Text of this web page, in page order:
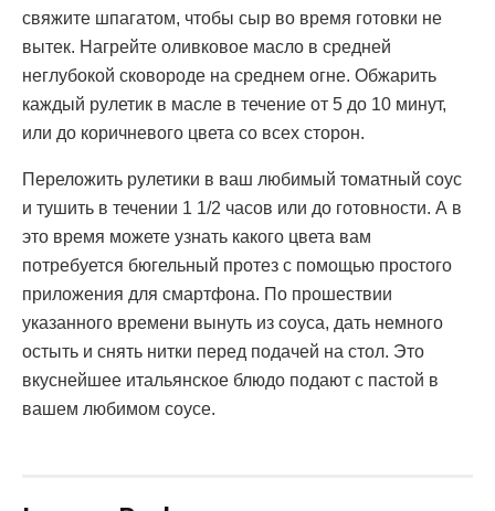
свяжите шпагатом, чтобы сыр во время готовки не
вытек. Нагрейте оливковое масло в средней
неглубокой сковороде на среднем огне. Обжарить
каждый рулетик в масле в течение от 5 до 10 минут,
или до коричневого цвета со всех сторон.
Переложить рулетики в ваш любимый томатный соус
и тушить в течении 1 1/2 часов или до готовности. А в
это время можете узнать какого цвета вам
потребуется бюгельный протез с помощью простого
приложения для смартфона. По прошествии
указанного времени вынуть из соуса, дать немного
остыть и снять нитки перед подачей на стол. Это
вкуснейшее итальянское блюдо подают с пастой в
вашем любимом соусе.